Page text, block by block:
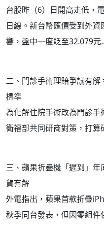
台股昨（6）日開高走低，
日線。新台幣匯價受到外
響，盤中一度貶至32.079
二、門診手術理賠爭議有
標準
為化解住院手術改為門診
衛福部共同研商對策，打
三、蘋果折疊機「遲到」
貨有解
外電指出，蘋果首款折疊
秋季同台發表，但因零組